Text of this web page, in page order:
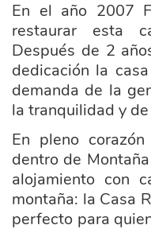
En el año 2007
restaurar esta
Después de 2
dedicación la
demanda de la
la tranquilidad y
En pleno
dentro de
alojamiento con
montaña: la Casa
perfecto para